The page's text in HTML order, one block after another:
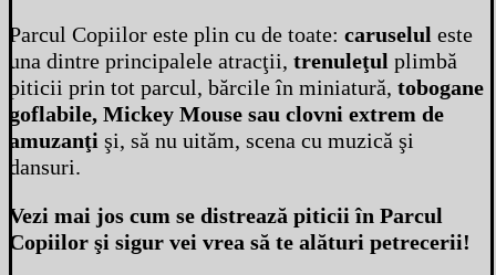
Parcul Copiilor este plin cu de toate: caruselul este
una dintre principalele atracţii, trenuleţul plimbă
piticii prin tot parcul, bărcile în miniatură, tobogane
goflabile, Mickey Mouse sau clovni extrem de
amuzanţi şi, să nu uităm, scena cu muzică şi
dansuri.
Vezi mai jos cum se distrează piticii în Parcul
Copiilor şi sigur vei vrea să te alături petrecerii!